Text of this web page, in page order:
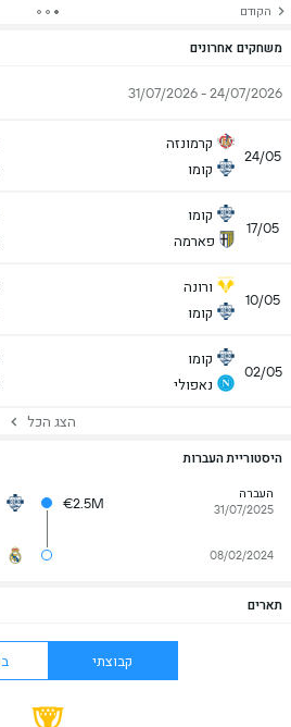
הקודם
משחקים אחרונים
24/07/2026 - 31/07/2026
24/05
קרמונזה
קומו
17/05
קומו
פארמה
10/05
ורונה
קומו
02/05
קומו
נאפולי
הצג הכל
היסטוריית העברות
העברה
31/07/2025
€2.5M
08/02/2024
תארים
קבוצתי